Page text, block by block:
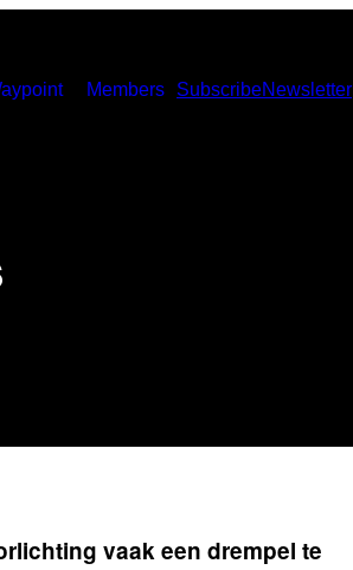
Members SubscribeNewsletter
vaak een drempel te